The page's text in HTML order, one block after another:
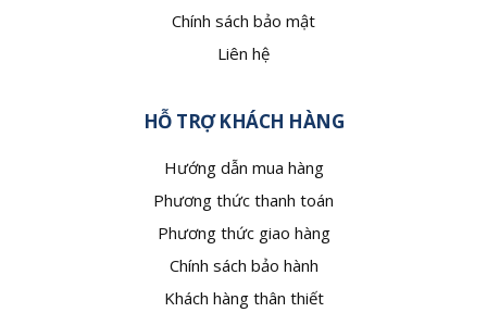
Chính sách bảo mật
Liên hệ
HỖ TRỢ KHÁCH HÀNG
Hướng dẫn mua hàng
Phương thức thanh toán
Phương thức giao hàng
Chính sách bảo hành
Khách hàng thân thiết